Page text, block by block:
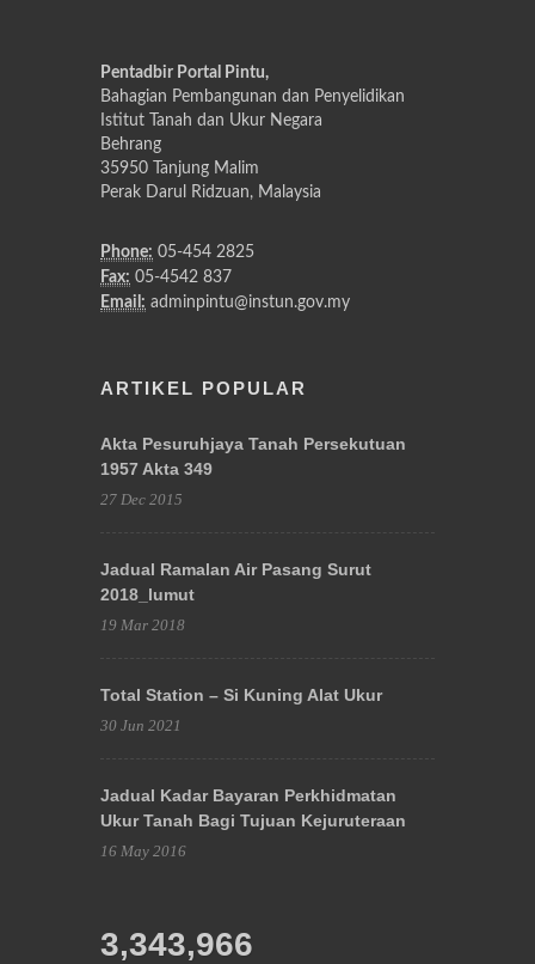
Pentadbir Portal Pintu,
Bahagian Pembangunan dan Penyelidikan
Istitut Tanah dan Ukur Negara
Behrang
35950 Tanjung Malim
Perak Darul Ridzuan, Malaysia
Phone: 05-454 2825
Fax: 05-4542 837
Email: adminpintu@instun.gov.my
ARTIKEL POPULAR
Akta Pesuruhjaya Tanah Persekutuan
1957 Akta 349
27 Dec 2015
Jadual Ramalan Air Pasang Surut
2018_lumut
19 Mar 2018
Total Station – Si Kuning Alat Ukur
30 Jun 2021
Jadual Kadar Bayaran Perkhidmatan
Ukur Tanah Bagi Tujuan Kejuruteraan
16 May 2016
3,343,966